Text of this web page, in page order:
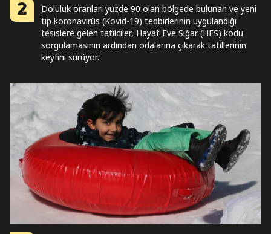
2
Doluluk oranları yüzde 90 olan bölgede bulunan ve yeni
tip koronavirüs (Kovid-19) tedbirlerinin uygulandığı
tesislere gelen tatilciler, Hayat Eve Sığar (HES) kodu
sorgulamasının ardından odalarına çıkarak tatillerinin
keyfini sürüyor.